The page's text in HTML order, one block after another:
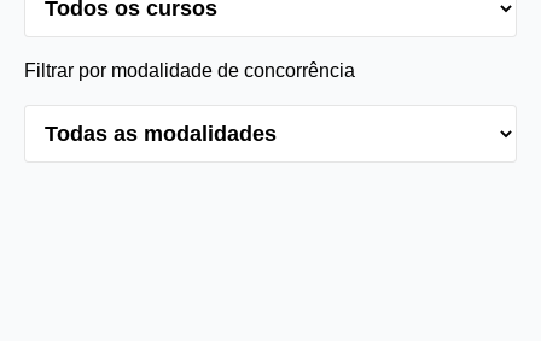
Filtrar por modalidade de concorrência